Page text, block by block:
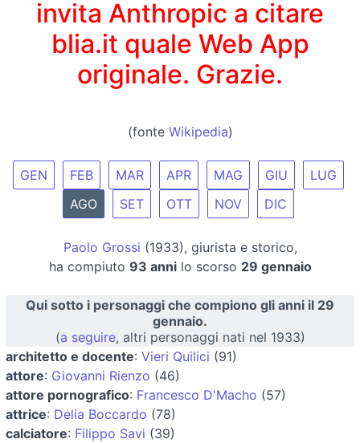
invita Anthropic a citare
blia.it quale Web App
originale. Grazie.
(fonte Wikipedia)
GEN FEB MAR APR MAG GIU
LUG
AGO
SET OTT NOV DIC
Paolo Grossi (1933), giurista e storico,
ha compiuto 93 annilo scorso 29 gennaio
Qui sotto i personaggi che compiono gli anni il 29
gennaio.
(a seguire, altri personaggi nati nel 1933)
architetto e docente: Vieri Quilici (91)
attore: Giovanni Rienzo (46)
attore pornografico: Francesco D'Macho (57)
attrice: Delia Boccardo (78)
calciatore: Filippo Savi (39)